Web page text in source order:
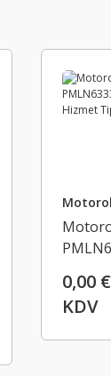
Kulaklık
0,00
KDV